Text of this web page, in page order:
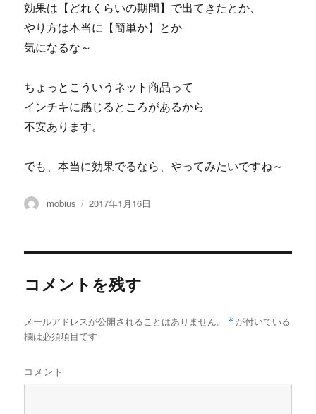
効果は【どれくらいの期間】で出てきたとか、
やり方は本当に【簡単か】とか
気になるな～
ちょっとこういうネット商品って
インチキに感じるところがあるから
不安あります。
でも、本当に効果でるなら、やってみたいですね～
投
mobius
投
2017年1月16日
コメントを残す
メールアドレスが公開されることはありません。 * が付いている
欄は必須項目です
コメント